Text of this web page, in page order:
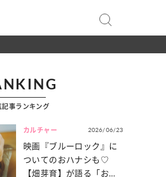
記事ランキング
カルチャー 2026/06/23
映画『ブルーロック』に
ついてのおハナシも♡
【畑芽育】が語る「お仕